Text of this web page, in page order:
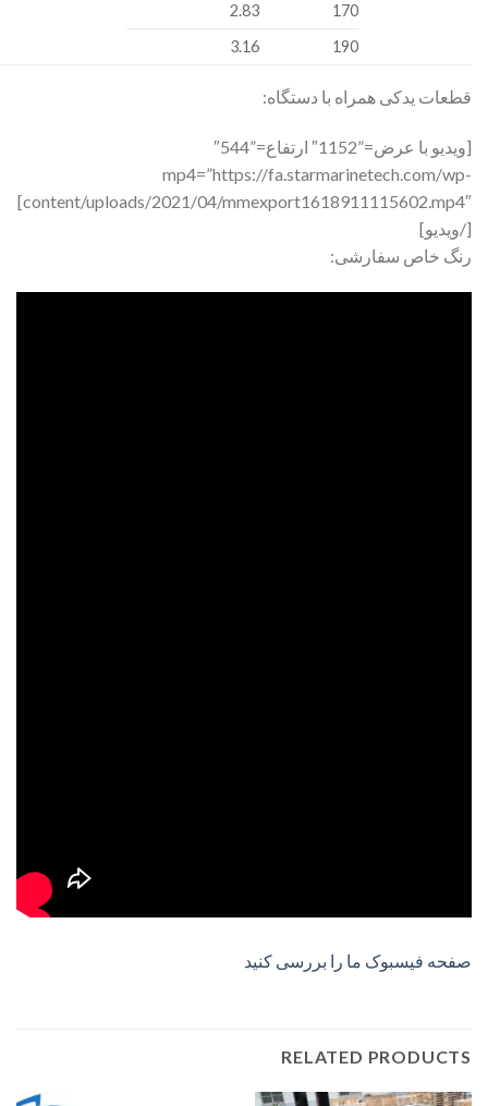
170
2.83
190
3.16
قطعات یدکی همراه با دستگاه:
[ویدیو با عرض=”1152″ ارتفاع=”544″
mp4=”https://fa.starmarinetech.com/wp-
content/uploads/2021/04/mmexport1618911115602.mp4″]
[/ویدیو]
رنگ خاص سفارشی:
صفحه فیسبوک ما را بررسی کنید
RELATED PRODUCTS